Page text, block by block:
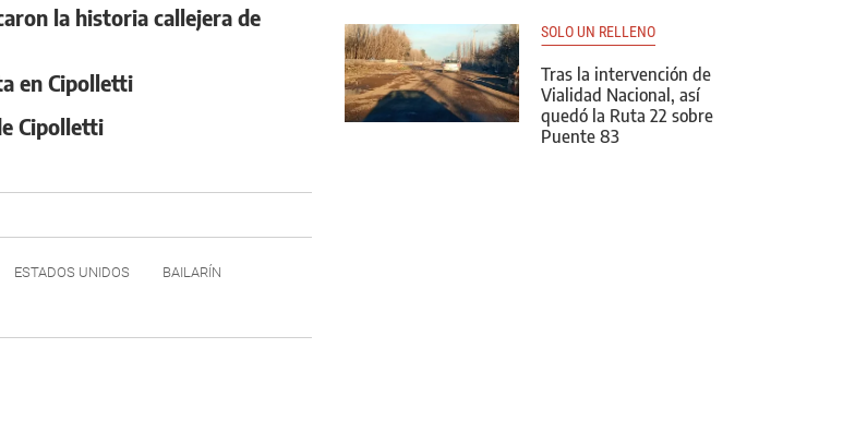
la historia callejera de
en Cipolletti
Cipolletti
ESTADOS UNIDOS
BAILARÍN
SOLO UN RELLENO
Tras la intervención de
Vialidad Nacional, así
quedó la Ruta 22 sobre
Puente 83